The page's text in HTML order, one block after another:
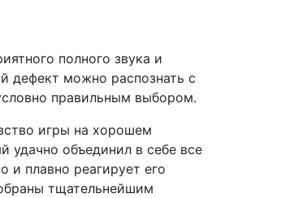
полного звука и
дефект можно распознать с
правильным выбором.
игры на хорошем
удачно объединил в себе все
и плавно реагирует его
тщательнейшим